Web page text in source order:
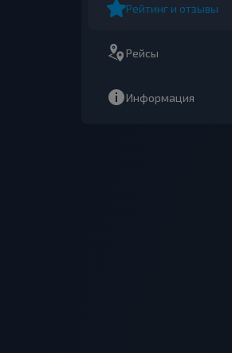
Рейтинг и отзывы
Рейсы
Информация